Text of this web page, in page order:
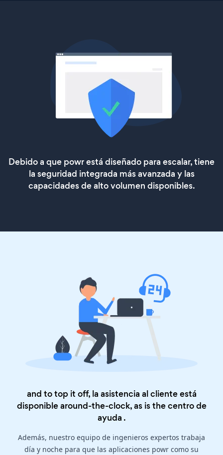
Debido a que powr está diseñado para escalar, tiene
la seguridad integrada más avanzada y las
capacidades de alto volumen disponibles.
and to top it off, la asistencia al cliente está
disponible around-the-clock, as is thecentro de
ayuda .
Además, nuestro equipo de ingenieros expertos trabaja
día y noche para que las aplicaciones powr como su